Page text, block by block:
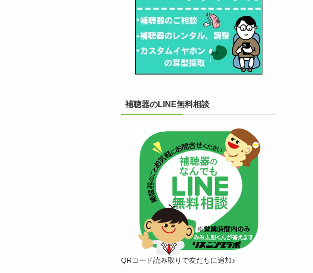
補聴器のLINE無料相談
QRコード読み取りで友だちに追加♪